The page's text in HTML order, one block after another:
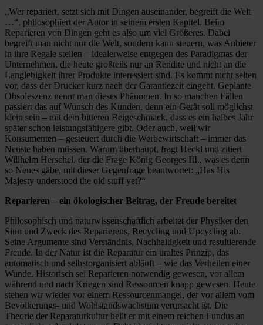
„Wer repariert, setzt sich mit Dingen auseinander, begreift die Welt
…“, philosophiert der Autor in seinem ersten Kapitel. Beim
Reparieren von Dingen geht es also um viel Größeres. Dabei
begreift man nicht nur die Welt, sondern kann steuern, was Anbieter
in ihre Regale stellen – idealerweise entgegen des Paradigmas der
Unternehmen, die heute großteils nur an Rendite und nicht an die
Langlebigkeit ihrer Produkte interessiert sind. Es kommt nicht selten
vor, dass der Drucker kurz nach der Garantiezeit eingeht. Geplante
Obsoleszenz nennt man dieses Phänomen. In so manchen Fällen
passiert das auf Wunsch des Kunden, denn ein Gerät soll möglichst
klein sein – mit dem bitteren Beigeschmack, dass es ein halbes Jahr
später schon leistungsfähigere gibt. Oder auch, weil wir
Konsumenten – gesteuert durch die Werbewirtschaft – immer das
Neuste haben müssen. Warum überhaupt, fragt Heckl und zitiert
Willhelm Herschel, der die Frage König Georges III., was es denn
so Neues gäbe, mit dieser Gegenfrage beantwortet: „Has His
Majesty understood the old stuff yet?“
Reparieren – ein ökologischer Beitrag, der Freude bereitet
Philosophisch und naturwissenschaftlich arbeitet der Physiker den
Sinn und Zweck des Reparierens, Recycling und Upcycling ab.
Seine Argumente sind Verständnis, Nachhaltigkeit und resultierende
Freude. In der Natur ist die Reparatur ein uraltes Prinzip, das
automatisch und selbstorganisiert abläuft – wie das Verheilen einer
Wunde. Historisch sei Reparieren notwendig gewesen, vor allem
während und nach Kriegen sind Ressourcen knapp gewesen. Heute
stehen wir wieder vor einem Ressourcenmangel, der vor allem vom
Bevölkerungs- und Wohlstandswachstum verursacht ist. Die
Theorie der Reparaturkultur hellt er mit einem reichen Fundus an